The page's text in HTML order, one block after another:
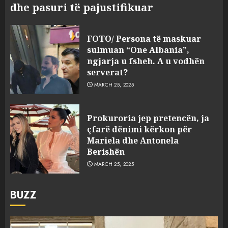
dhe pasuri të pajustifikuar
FOTO/ Persona të maskuar
sulmuan “One Albania”,
ngjarja u fsheh. A u vodhën
serverat?
MARCH 25, 2025
Prokuroria jep pretencën, ja
çfarë dënimi kërkon për
Mariela dhe Antonela
Berishën
MARCH 25, 2025
BUZZ